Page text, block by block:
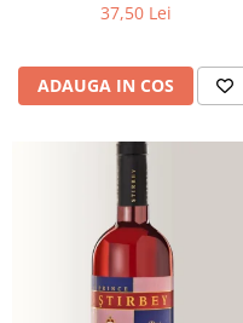
37,50 Lei
ADAUGA IN COS